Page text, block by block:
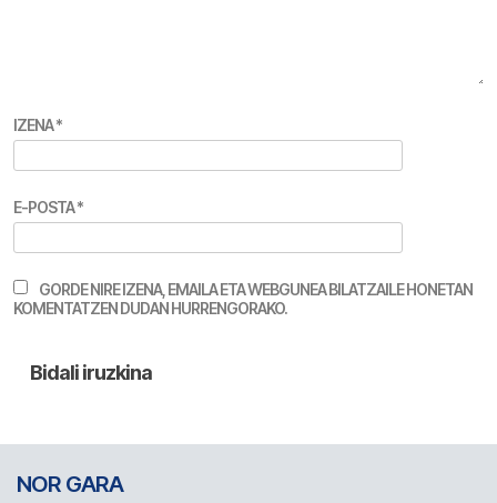
IZENA*
E-POSTA*
GORDE NIRE IZENA, EMAILA ETA WEBGUNEA BILATZAILE HONETAN
KOMENTATZEN DUDAN HURRENGORAKO.
NOR GARA